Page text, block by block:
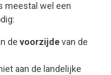
meestal wel een
de voorzijdevan de
aan de landelijke